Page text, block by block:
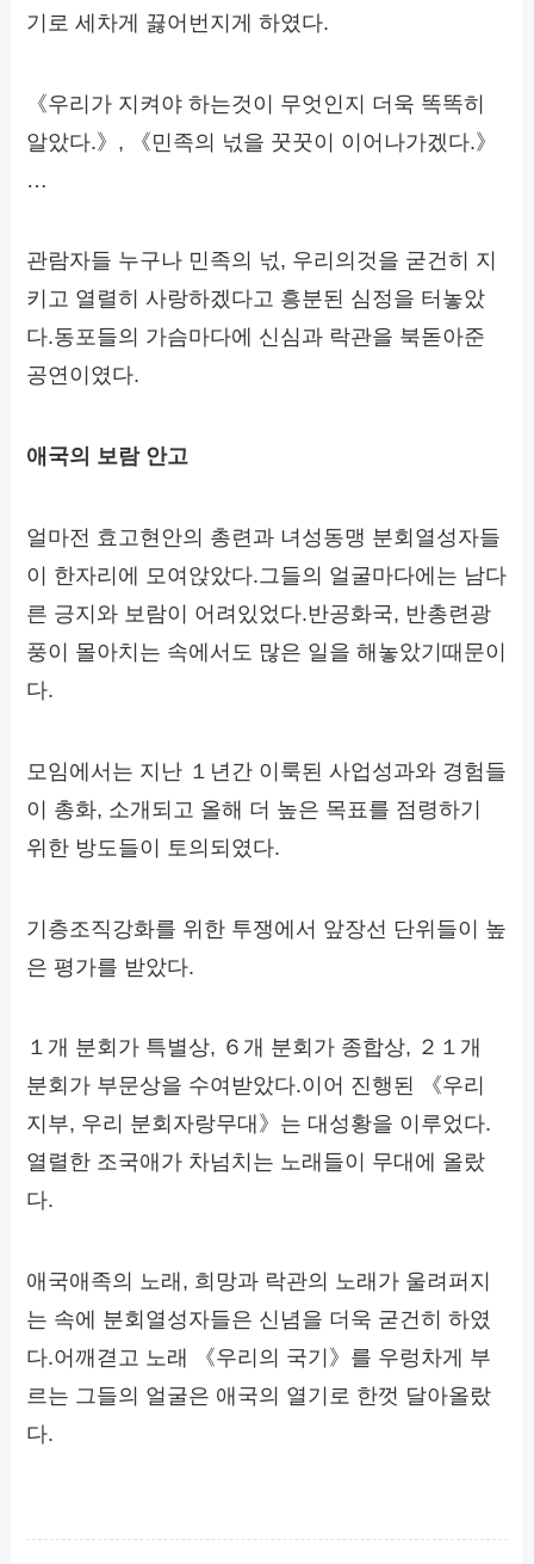
기로 세차게 끓어번지게 하였다.
《우리가 지켜야 하는것이 무엇인지 더욱 똑똑히
알았다.》, 《민족의 넋을 꿋꿋이 이어나가겠다.》
…
관람자들 누구나 민족의 넋, 우리의것을 굳건히 지
키고 열렬히 사랑하겠다고 흥분된 심정을 터놓았
다.동포들의 가슴마다에 신심과 락관을 북돋아준
공연이였다.
애국의 보람 안고
얼마전 효고현안의 총련과 녀성동맹 분회열성자들
이 한자리에 모여앉았다.그들의 얼굴마다에는 남다
른 긍지와 보람이 어려있었다.반공화국, 반총련광
풍이 몰아치는 속에서도 많은 일을 해놓았기때문이
다.
모임에서는 지난 １년간 이룩된 사업성과와 경험들
이 총화, 소개되고 올해 더 높은 목표를 점령하기
위한 방도들이 토의되였다.
기층조직강화를 위한 투쟁에서 앞장선 단위들이 높
은 평가를 받았다.
１개 분회가 특별상, ６개 분회가 종합상, ２１개
분회가 부문상을 수여받았다.이어 진행된 《우리
지부, 우리 분회자랑무대》는 대성황을 이루었다.
열렬한 조국애가 차넘치는 노래들이 무대에 올랐
다.
애국애족의 노래, 희망과 락관의 노래가 울려퍼지
는 속에 분회열성자들은 신념을 더욱 굳건히 하였
다.어깨겯고 노래 《우리의 국기》를 우렁차게 부
르는 그들의 얼굴은 애국의 열기로 한껏 달아올랐
다.